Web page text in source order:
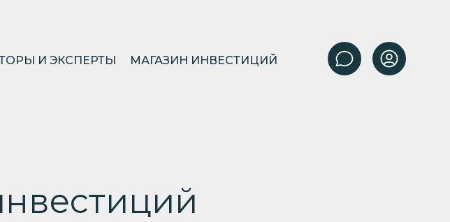
И ЭКСПЕРТЫ МАГАЗИН ИНВЕСТИЦИЙ